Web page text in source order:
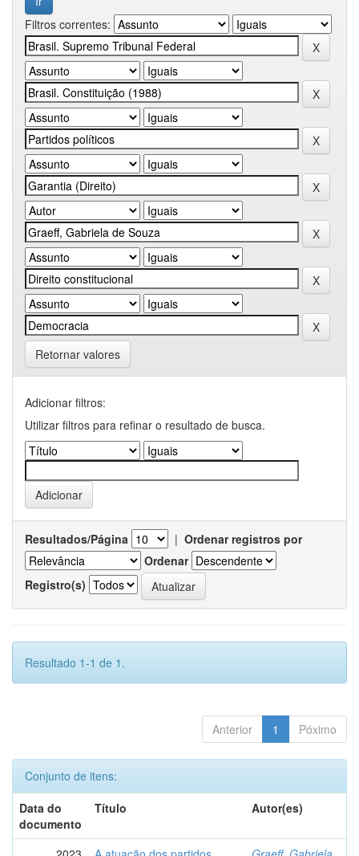
Filtros correntes:
Retornar valores
Adicionar filtros:
Utilizar filtros para refinar o resultado de busca.
Resultados/Página | Ordenar registros por
Ordenar
Registro(s)
Resultado 1-1 de 1.
Anterior 1 Póximo
Conjunto de itens:
Data do
documento
Título Autor(es)